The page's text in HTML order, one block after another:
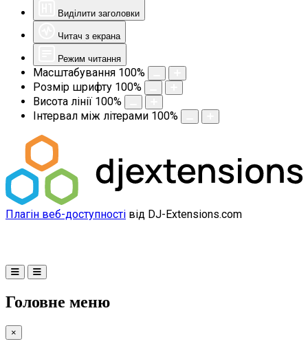
Виділити заголовки
Читач з екрана
Режим читання
Масштабування 100%
Розмір шрифту 100%
Висота лінії 100%
Інтервал між літерами 100%
Плагін веб-доступності від DJ-Extensions.com
Головне меню
×